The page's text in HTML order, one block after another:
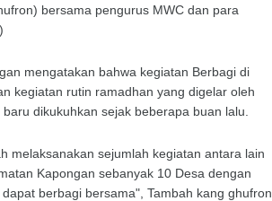
bersama pengurus MWC dan para
mengatakan bahwa kegiatan Berbagi di
kegiatan rutin ramadhan yang digelar oleh
dikukuhkan sejak beberapa buan lalu.
melaksanakan sejumlah kegiatan antara lain
Kapongan sebanyak 10 Desa dengan
berbagi bersama", Tambah kang ghufron